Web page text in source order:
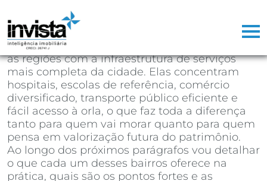
Santos comprar seu próximo imóvel, a
resposta direta é:
Embaré, Aparecida e Ponta da Praia
as regiões com a infraestrutura de serviços
mais completa da cidade. Elas concentram
hospitais, escolas de referência, comércio
diversificado, transporte público eficiente e
fácil acesso à orla, o que faz toda a diferença
tanto para quem vai morar quanto para quem
pensa em valorização futura do patrimônio.
Ao longo dos próximos parágrafos vou detalhar
o que cada um desses bairros oferece na
prática, quais são os pontos fortes e as